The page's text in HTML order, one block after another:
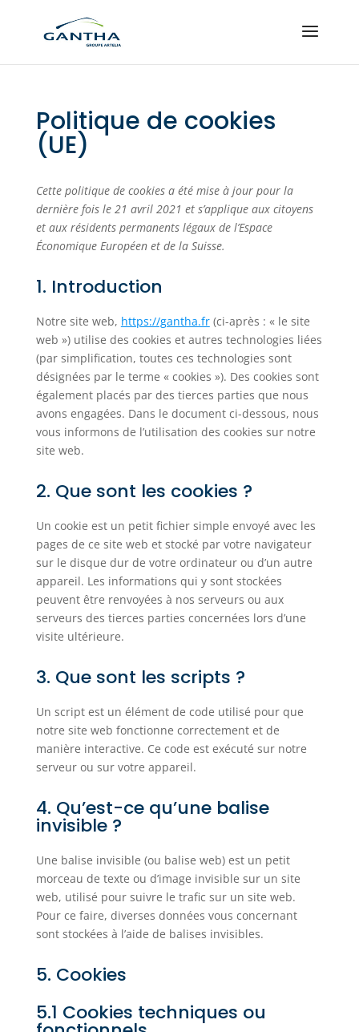
Politique de cookies
(UE)
Cette politique de cookies a été mise à jour pour la
dernière fois le 21 avril 2021 et s’applique aux citoyens
et aux résidents permanents légaux de l’Espace
Économique Européen et de la Suisse.
1. Introduction
Notre site web, https://gantha.fr(ci-après : « le site
web ») utilise des cookies et autres technologies liées
(par simplification, toutes ces technologies sont
désignées par le terme « cookies »). Des cookies sont
également placés par des tierces parties que nous
avons engagées. Dans le document ci-dessous, nous
vous informons de l’utilisation des cookies sur notre
site web.
2. Que sont les cookies ?
Un cookie est un petit fichier simple envoyé avec les
pages de ce site web et stocké par votre navigateur
sur le disque dur de votre ordinateur ou d’un autre
appareil. Les informations qui y sont stockées
peuvent être renvoyées à nos serveurs ou aux
serveurs des tierces parties concernées lors d’une
visite ultérieure.
3. Que sont les scripts ?
Un script est un élément de code utilisé pour que
notre site web fonctionne correctement et de
manière interactive. Ce code est exécuté sur notre
serveur ou sur votre appareil.
4. Qu’est-ce qu’une balise
invisible ?
Une balise invisible (ou balise web) est un petit
morceau de texte ou d’image invisible sur un site
web, utilisé pour suivre le trafic sur un site web.
Pour ce faire, diverses données vous concernant
sont stockées à l’aide de balises invisibles.
5. Cookies
5.1 Cookies techniques ou